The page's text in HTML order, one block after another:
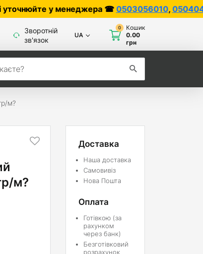
у менеджера ☎0503056010,0504042070
Зворотній
зв'язок
UA
0
Кошик
0.00
грн
м?
м?
Доставка
Наша доставка
Самовивіз
Нова Пошта
Оплата
Готівкою (за
рахунком
через банк)
Безготівковий
розрахунок